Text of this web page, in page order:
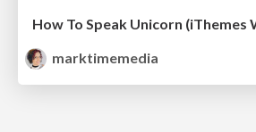
How To Speak Unicorn (iThemes
marktimemedia